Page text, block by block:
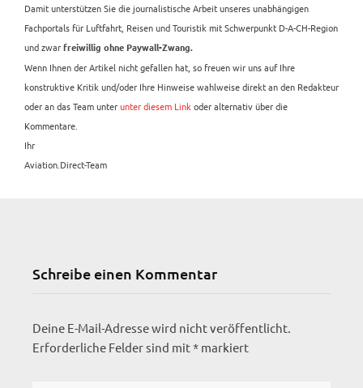
Damit unterstützen Sie die journalistische Arbeit unseres unabhängigen
Fachportals für Luftfahrt, Reisen und Touristik mit Schwerpunkt D-A-CH-Region
und zwar freiwillig ohne Paywall-Zwang.
Wenn Ihnen der Artikel nicht gefallen hat, so freuen wir uns auf Ihre
konstruktive Kritik und/oder Ihre Hinweise wahlweise direkt an den Redakteur
oder an das Team unterunter diesem Link oder alternativ über die
Kommentare.
Ihr
Aviation.Direct-Team
Schreibe einen Kommentar
Deine E-Mail-Adresse wird nicht veröffentlicht.
Erforderliche Felder sind mit* markiert